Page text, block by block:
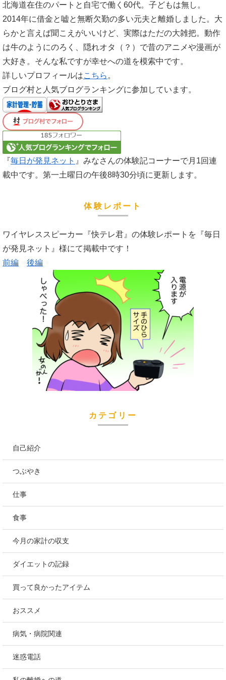
北海道在住のパートと自宅で働く60代。子どもは無し。
2014年に借金と嘘と無断欠勤の多い元夫と離婚しました。大
らかと言えば聞こえがいいけど、実際はただの大雑把。動作
は牛のようにのろく、隠れオタ（？）で昔のアニメや漫画が
大好き。そんな私ですが幸せへの道を模索中です。
詳しいプロフィールはこちら 。
ブログ村と人気ブログランキングに参加しています。
『毎日が発見ネット 』みなさんの体験記コーナーで月1回連
載中です。第一土曜日の午後8時30分頃に更新します。
体験レポート
ワイヤレススピーカー『快テレ君』の体験レポートを『毎日
が発見ネット』様にて掲載中です！
前編
後編
カテゴリー
自己紹介
つぶやき
仕事
食事
今月の家計の収支
ダイエットの記録
買って良かったアイテム
おススメ
病気・病院関連
迷惑電話